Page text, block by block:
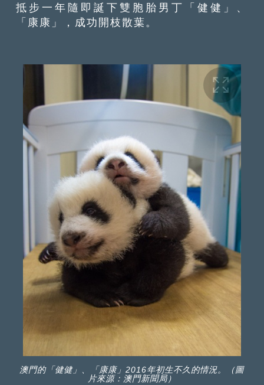
抵步一年隨即誕下雙胞胎男丁「健健」、
「康康」，成功開枝散葉。
澳門的「健健」、「康康」2016年初生不久的情況。（圖
片來源：澳門新聞局）